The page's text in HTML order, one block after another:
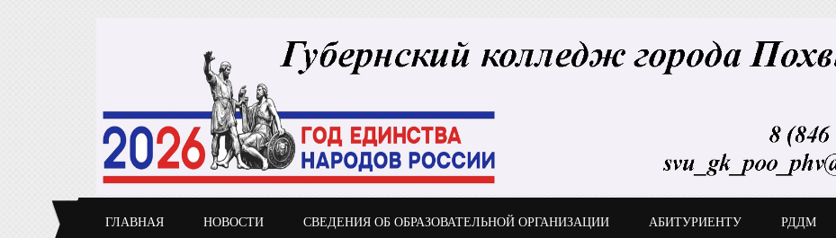
ГЛАВНАЯ НОВОСТИ СВЕДЕНИЯ ОБ ОБРАЗОВАТЕЛЬНОЙ ОРГАНИЗАЦИИ АБИТУРИЕНТУ РДДМ